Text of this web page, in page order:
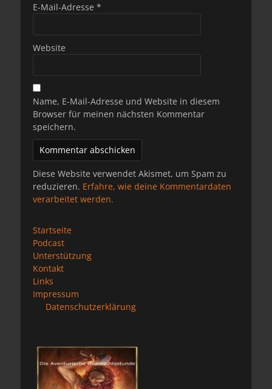
E-Mail-Adresse *
Website
Name, E-Mail-Adresse und Website in diesem
Browser für meinen nächsten Kommentar
speichern.
Diese Website verwendet Akismet, um Spam zu
reduzieren. Erfahre, wie deine Kommentardaten
verarbeitet werden.
Startseite
Podcast
Unterstützung
Kontakt
Links
Impressum
Datenschutzerklärung